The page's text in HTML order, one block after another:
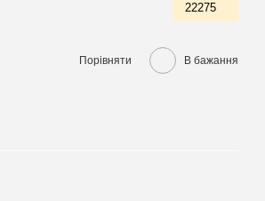
22275
Порівняти В бажання